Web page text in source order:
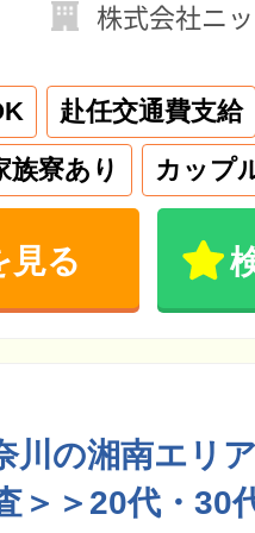
株式会社ニ
赴任交通費支給
族寮あり カップ
見る
川の湘南エリ
＞＞20代・30